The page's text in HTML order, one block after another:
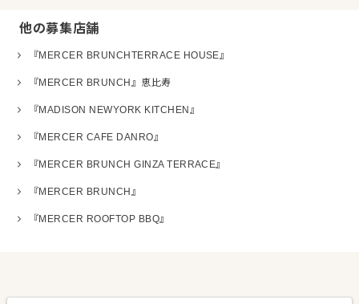
他の募集店舗
『MERCER BRUNCHTERRACE HOUSE』
『MERCER BRUNCH』恵比寿
『MADISON NEWYORK KITCHEN』
『MERCER CAFE DANRO』
『MERCER BRUNCH GINZA TERRACE』
『MERCER BRUNCH』
『MERCER ROOFTOP BBQ』